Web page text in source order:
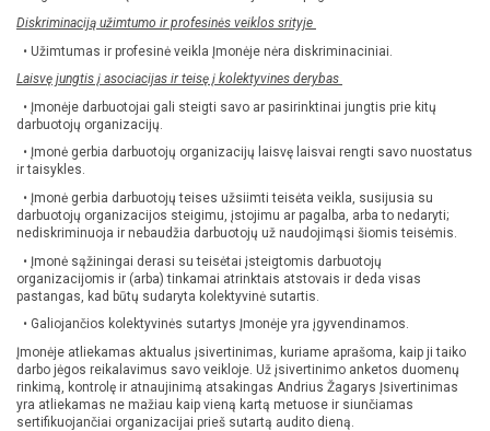
Diskriminaciją užimtumo ir profesinės veiklos srityje
• Užimtumas ir profesinė veikla Įmonėje nėra diskriminaciniai.
Laisvę jungtis į asociacijas ir teisę į kolektyvines derybas
• Įmonėje darbuotojai gali steigti savo ar pasirinktinai jungtis prie kitų
darbuotojų organizacijų.
• Įmonė gerbia darbuotojų organizacijų laisvę laisvai rengti savo nuostatus
ir taisykles.
• Įmonė gerbia darbuotojų teises užsiimti teisėta veikla, susijusia su
darbuotojų organizacijos steigimu, įstojimu ar pagalba, arba to nedaryti;
nediskriminuoja ir nebaudžia darbuotojų už naudojimąsi šiomis teisėmis.
• Įmonė sąžiningai derasi su teisėtai įsteigtomis darbuotojų
organizacijomis ir (arba) tinkamai atrinktais atstovais ir deda visas
pastangas, kad būtų sudaryta kolektyvinė sutartis.
• Galiojančios kolektyvinės sutartys Įmonėje yra įgyvendinamos.
Įmonėje atliekamas aktualus įsivertinimas, kuriame aprašoma, kaip ji taiko
darbo jėgos reikalavimus savo veikloje. Už įsivertinimo anketos duomenų
rinkimą, kontrolę ir atnaujinimą atsakingas Andrius Žagarys Įsivertinimas
yra atliekamas ne mažiau kaip vieną kartą metuose ir siunčiamas
sertifikuojančiai organizacijai prieš sutartą audito dieną.